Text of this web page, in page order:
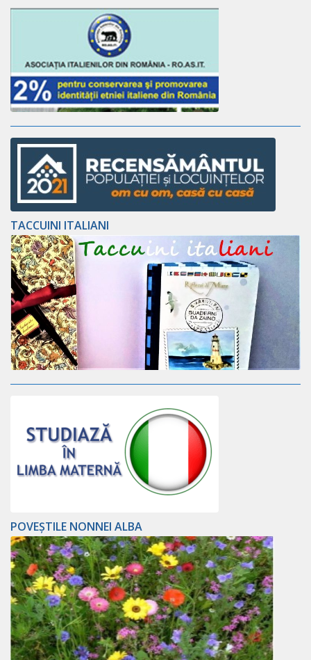
TACCUINI ITALIANI
POVEȘTILE NONNEI ALBA